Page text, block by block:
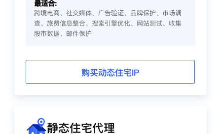
最适合:
跨境电商、社交媒体、广告验证、品牌保护、市场调
查、旅费信息整合、搜索引擎优化、网站测试、收集
股市数据、邮件保护
购买动态住宅IP
静态住宅代理